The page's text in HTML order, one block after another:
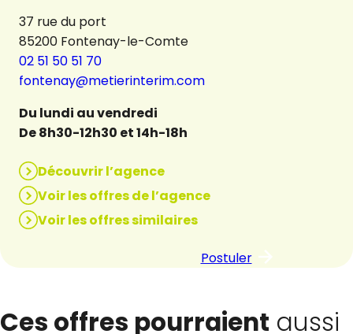
37 rue du port
85200 Fontenay-le-Comte
02 51 50 51 70
fontenay@metierinterim.com
Du lundi au vendredi
De 8h30-12h30 et 14h-18h
Découvrir l’agence
Voir les offres de l’agence
Voir les offres similaires
Postuler
Ces offres pourraient aussi